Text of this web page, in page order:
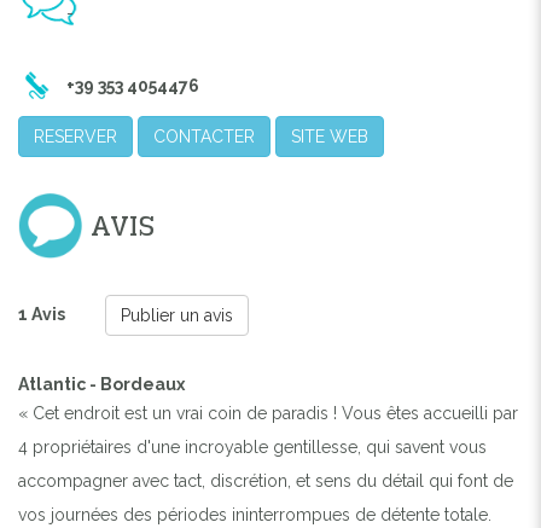
-
+39 353 4054476
RESERVER CONTACTER SITE WEB
AVIS
1 Avis Publier un avis
Atlantic - Bordeaux
« Cet endroit est un vrai coin de paradis ! Vous êtes accueilli par
4 propriétaires d'une incroyable gentillesse, qui savent vous
accompagner avec tact, discrétion, et sens du détail qui font de
vos journées des périodes ininterrompues de détente totale.